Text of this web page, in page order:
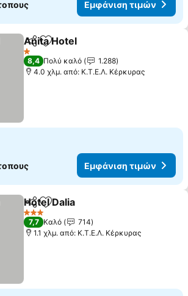
Εμφάνιση τιμών
Κοινοποίηση
Προσθήκη στα αγαπημένα
Anita Hotel
1 Αστέρια
8,4 Πολύ καλό
1.288
4.0 χλμ. από: Κ.Τ.Ε.Λ. Κέρκυρας
Εμφάνιση τιμών
Κοινοποίηση
Προσθήκη στα αγαπημένα
Hotel Dalia
3 Αστέρια
7,7 Καλό
714
1.1 χλμ. από: Κ.Τ.Ε.Λ. Κέρκυρας